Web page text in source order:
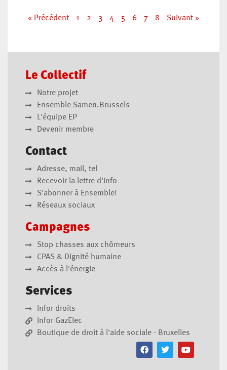
« Précédent 1 2 3 4 5 6 7 8 Suivant »
Le Collectif
Notre projet
Ensemble-Samen.Brussels
L'équipe EP
Devenir membre
Contact
Adresse, mail, tel
Recevoir la lettre d'info
S'abonner à Ensemble!
Réseaux sociaux
Campagnes
Stop chasses aux chômeurs
CPAS & Dignité humaine
Accès à l'énergie
Services
Infor droits
Infor GazElec
Boutique de droit à l'aide sociale - Bruxelles